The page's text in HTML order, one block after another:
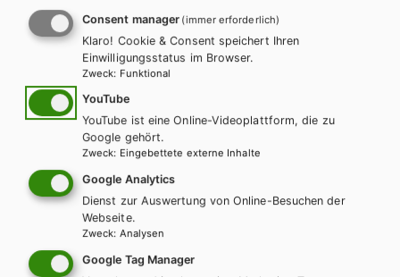
g
o
p
o
m
Ändern Sie die Suchkriterien oder setzten Sie die Suche
zurück.
Zurücksetzen
Wir sind gerne für Sie da!
Consent manager (immer erforderlich)
Klaro! Cookie & Consent speichert Ihren
Einwilligungsstatus im Browser.
Zweck: Funktional
YouTube
YouTube ist eine Online-Videoplattform, die zu
Google gehört.
Zweck: Eingebettete externe Inhalte
Google Analytics
Dienst zur Auswertung von Online-Besuchen der
Webseite.
Zweck: Analysen
Google Tag Manager